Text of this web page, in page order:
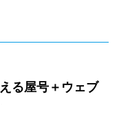
る屋号＋ウェブ